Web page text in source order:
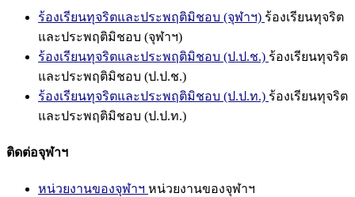
ร้องเรียนทุจริตและประพฤติมิชอบ (จุฬาฯ) ร้องเรียนทุจริต
และประพฤติมิชอบ (จุฬาฯ)
ร้องเรียนทุจริตและประพฤติมิชอบ (ป.ป.ช.) ร้องเรียนทุจริต
และประพฤติมิชอบ (ป.ป.ช.)
ร้องเรียนทุจริตและประพฤติมิชอบ (ป.ป.ท.) ร้องเรียนทุจริต
และประพฤติมิชอบ (ป.ป.ท.)
ติดต่อจุฬาฯ
หน่วยงานของจุฬาฯ หน่วยงานของจุฬาฯ